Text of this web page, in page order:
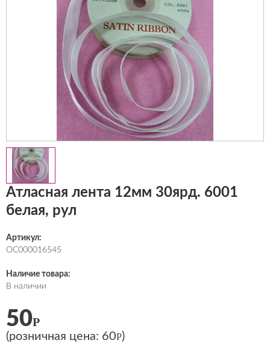
Атласная лента 12мм 30ярд. 6001
белая, рул
Артикул:
ОС000016545
Наличие товара:
В наличии
50Р
(розничная цена: 60Р)